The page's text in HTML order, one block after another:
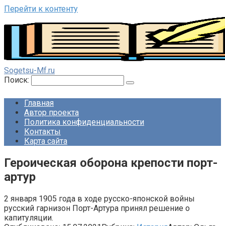
Перейти к контенту
Sogetsu-Mf.ru
Поиск:
Главная
Автор проекта
Политика конфиденциальности
Контакты
Карта сайта
Героическая оборона крепости порт-
артур
2 января 1905 года в ходе русско-японской войны
русский гарнизон Порт-Артура принял решение о
капитуляции.